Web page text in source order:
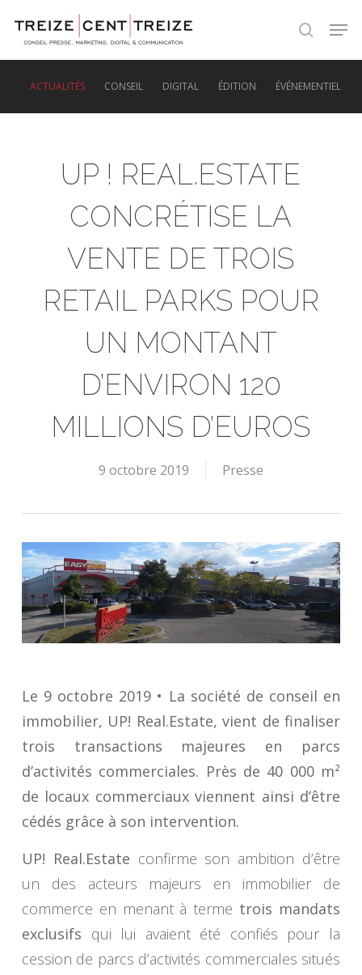
search
ACTUALITÉS CONSEIL DIGITAL ÉDITION ÉVÉNEMENTIEL
UP ! REAL.ESTATE
CONCRÉTISE LA
VENTE DE TROIS
RETAIL PARKS POUR
UN MONTANT
D’ENVIRON 120
MILLIONS D’EUROS
9 octobre 2019 Presse
Le 9 octobre 2019 • La société de conseil en
immobilier, UP! Real.Estate, vient de finaliser
trois transactions majeures en parcs
d’activités commerciales. Près de 40 000 m²
de locaux commerciaux viennent ainsi d’être
cédés grâce à son intervention.
UP! Real.Estate confirme son ambition d’être
un des acteurs majeurs en immobilier de
commerce en menant à terme trois mandats
exclusifs qui lui avaient été confiés pour la
cession de parcs d’activités commerciales situés